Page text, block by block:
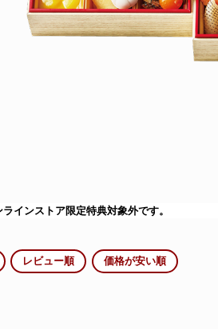
インストア限定特典対象外です。
レビュー順 価格が安い順